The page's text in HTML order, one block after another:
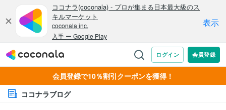
会員登録で10％割引クーポンを獲得！
ココナラブログ